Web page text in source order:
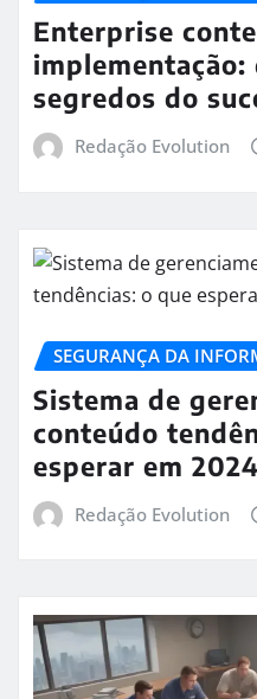
Enterprise
implementação:
segredos do
Redação Evolution
SEGURANÇA DA
Sistema de
conteúdo
esperar em 2024
Redação Evolution